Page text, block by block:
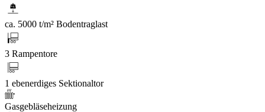
ca. 5000 t/m² Bodentraglast
3 Rampentore
1 ebenerdiges Sektionaltor
Gasgebläseheizung